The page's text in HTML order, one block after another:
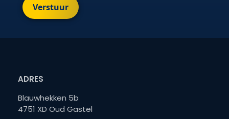
Verstuur
ADRES
Blauwhekken 5b
4751 XD Oud Gastel